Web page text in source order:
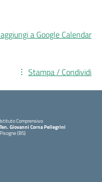
a Google Calendar
Stampa / Condividi
Istituto Comprensivo
Ten. Giovanni Corna Pellegrini
Pisogne (BS)
— Visita la pagina iniziale della scuola